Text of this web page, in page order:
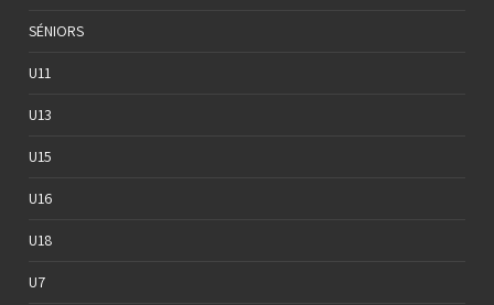
SÉNIORS
U11
U13
U15
U16
U18
U7